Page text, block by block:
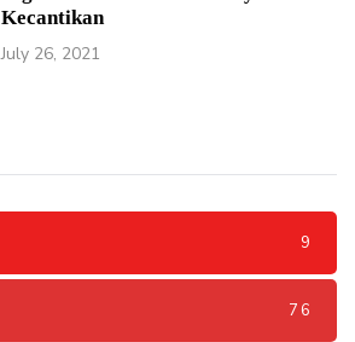
Kecantikan
July 26, 2021
9
76